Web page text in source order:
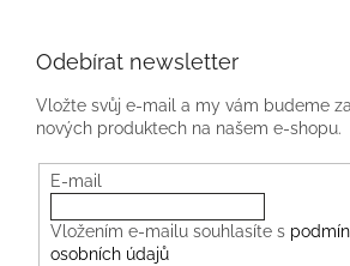
Odebírat newsletter
Vložte svůj e-mail a my vám budeme
nových produktech na našem e-shopu.
E-mail
Vložením e-mailu souhlasíte s
osobních údajů